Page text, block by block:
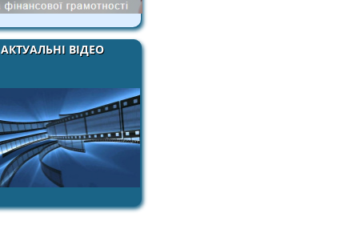
АКТУАЛЬНІ ВІДЕО